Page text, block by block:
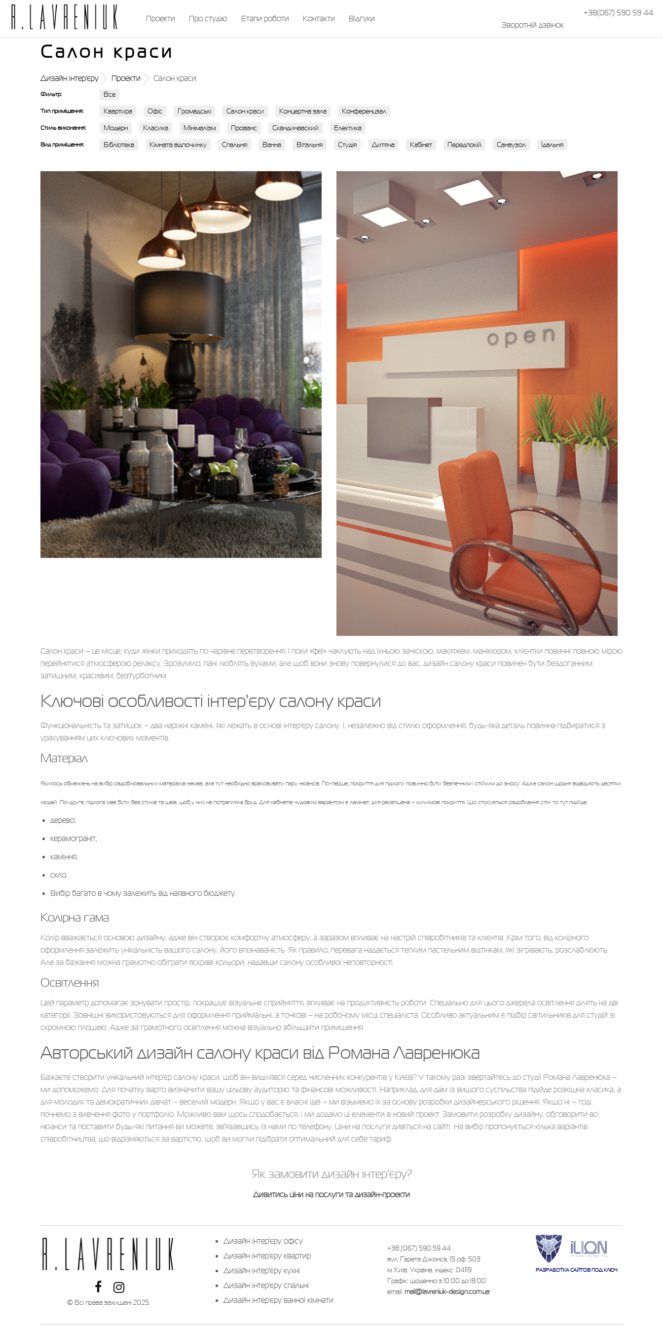
Проекти Про студію Етапи роботи Контакти Відгуки
Зворотній дзвінок
+38(067) 590 59 44
Салон краси
Дизайн інтер'єру Проекти Салон краси
Фильтр: Все
Тип приміщення: Квартира Офіс Громадські Салон краси Концертна зала Конференцзал
Стиль виконання: Модерн Класика Мінімалізм Прованс Скандинавский Електика
Вид приміщення: Бібліотека Кімната відпочинку Спальня Ванна Вітальня Студія Дитяча Кабінет Передпокій Санвузол Їдальня
Салон краси – це місце, куди жінки приходять по чарівне перетворення. І поки «феї» чаклують над їхньою зачіскою, макіяжем, манікюром, клієнтки повинні повною мірою
перейнятися атмосферою релаксу. Зрозуміло, пані люблять вухами, але щоб вони знову повернулися до вас, дизайн салону краси повинен бути бездоганним:
затишним, красивим, безтурботним.
Ключові особливості інтер'єру салону краси
Функціональність та затишок – два наріжні камені, які лежать в основі інтер'єру салону. І, незалежно від стилю оформлення, будь-яка деталь повинна підбиратися з
урахуванням цих ключових моментів.
Матеріал
Якихось обмежень на вибір оздоблювальних матеріалів немає, але тут необхідно враховувати пару нюансів. По-перше, покриття для підлоги повинно бути безпечним і стійким до зносу. Адже салон щодня відвідують десятки
людей. По-друге, підлога має бути без стиків та швів, щоб у них не потрапляла бруд. Для кабінетів чудовим варіантом є ламінат, для ресепшена – килимові покриття. Що стосується оздоблення стін, то тут підійде:
дерево;
керамограніт;
каміння;
скло.
Вибір багато в чому залежить від наявного бюджету.
Колірна гама
Колір вважається основою дизайну, адже він створює комфортну атмосферу, а заразом впливає на настрій співробітників та клієнтів. Крім того, від колірного
оформлення залежить унікальність вашого салону, його впізнаваність. Як правило, перевага надається теплим пастельним відтінкам, які зігрівають, розслаблюють.
Але за бажання можна грамотно обіграти яскраві кольори, надавши салону особливої ​​неповторності.
Освітлення
Цей параметр допомагає зонувати простір, покращує візуальне сприйняття, впливає на продуктивність роботи. Спеціально для цього джерела освітлення ділять на дві
категорії. Зовнішні використовуються для оформлення приймальні, а точкові – на робочому місці спеціаліста. Особливо актуальним є підбір світильників для студій зі
скромною площею. Адже за грамотного освітлення можна візуально збільшити приміщення.
Авторський дизайн салону краси від Романа Лавренюка
Бажаєте створити унікальний інтер'єр салону краси, щоб він виділявся серед численних конкурентів у Києві? У такому разі звертайтесь до студії Романа Лавренюка –
ми допоможемо. Для початку варто визначити вашу цільову аудиторію та фінансові можливості. Наприклад, для дам із вищого суспільства підійде розкішна класика, а
для молодих та демократичних дівчат – веселий модерн. Якщо у вас є власні ідеї – ми візьмемо їх за основу розробки дизайнерського рішення. Якщо ні – тоді
почнемо з вивчення фото у портфоліо. Можливо вам щось сподобається, і ми додамо ці елементи в новий проект. Замовити розробку дизайну, обговорити всі
нюанси та поставити будь-які питання ви можете, зв'язавшись із нами по телефону. Ціни на послуги дивіться на сайті. На вибір пропонується кілька варіантів
співробітництва, що відрізняються за вартістю, щоб ви могли підібрати оптимальний для себе тариф.
Як замовити дизайн інтер'єру?
Дивитись ціни на послуги та дизайн-проекти
© Всі права захищені 2025.
Дизайн інтер'єру офісу
Дизайн інтер'єру квартир
Дизайн інтер'єру кухні
Дизайн інтер'єру спальні
Дизайн інтер'єру ванної кімнати
+38 (067) 590 59 44
вул. Ґарета Джонса, 15 оф. 503
м. Київ, Україна, індекс: 04119
Графік: щоденно з 10:00 до 18:00
email: mail@lavreniuk-design.com.ua
РАЗРАБОТКА САЙТОВ ПОД КЛЮЧ